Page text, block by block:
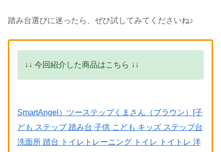
踏み台選びに迷ったら、ぜひ試してみてくださいね♪
↓↓ 今回紹介した商品はこちら ↓↓
SmartAngel）ツーステップくまさん（ブラウン）[子
ども ステップ 踏み台 子供 こども キッズ ステップ台
洗面所 踏台 トイレトレーニング トイレ トイトレ 洋